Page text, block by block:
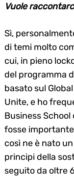
Vuole
Sì,
di temi molto
cui, in pieno
del programma
basato sul
Unite, e ho
Business
fosse
così ne è nato
principi della
seguito da oltre